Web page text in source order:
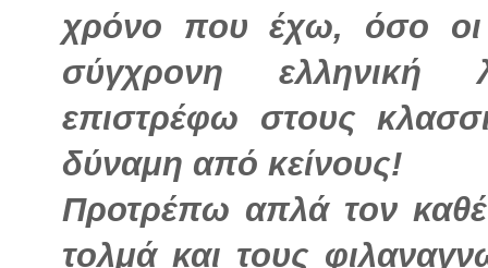
χρόνο που έχω, όσο οι
σύγχρονη ελληνική
επιστρέφω στους
δύναμη από κείνους!
Προτρέπω απλά τον
τολμά και τους